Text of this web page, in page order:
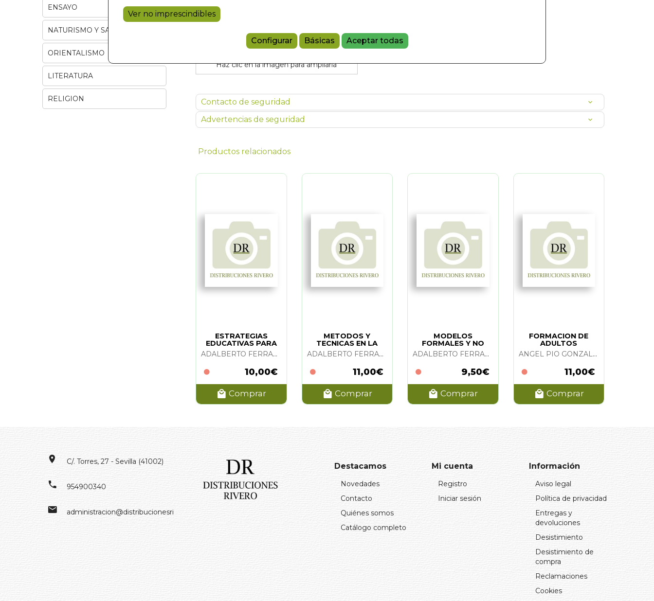
Ver no imprescindibles
Configurar Básicas Aceptar todas
Haz clic en la imagen para ampliarla
Contacto de seguridad
Advertencias de seguridad
Productos relacionados
ESTRATEGIAS
EDUCATIVAS PARA
LA PARTICIPACION
SOCIAL
ADALBERTO FERRANDEZ Y JAVIER PEIRO
10,00€
Comprar
METODOS Y
TECNICAS EN LA
EDUCACION DE
ADULTOS
ADALBERTO FERRANDEZ Y JAVIER PEIRO
11,00€
Comprar
MODELOS
FORMALES Y NO
FORMALES EN LA
EDUCACION DE ADALBERTO FERRANDEZ Y JAVIER PEIRO
9,50€
Comprar
FORMACION DE
ADULTOS
ANGEL PIO GONZALEZ SOTO
11,00€
Comprar
ENSAYO
NATURISMO Y SALUD
ORIENTALISMO
LITERATURA
RELIGION
C/. Torres, 27 - Sevilla (41002)
954900340
administracion@distribucionesrivero.es
Destacamos
Novedades
Contacto
Quiénes somos
Catálogo completo
Mi cuenta
Registro
Iniciar sesión
Información
Aviso legal
Política de privacidad
Entregas y
devoluciones
Desistimiento
Desistimiento de
compra
Reclamaciones
Cookies